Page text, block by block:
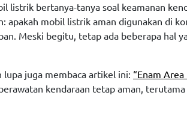
bertanya-tanya soal keamanan
mobil listrik aman digunakan di
Meski begitu, tetap ada beberapa hal
juga membaca artikel ini: “Enam
kendaraan tetap aman,